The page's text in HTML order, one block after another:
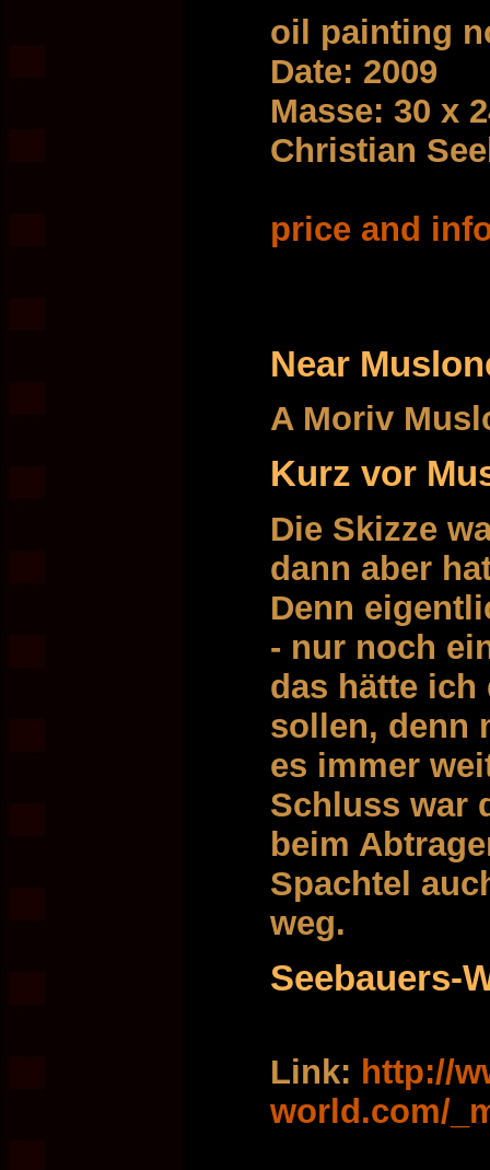
oil painting
Date: 2009
Masse: 30 x
Christian
price and
Near
A Moriv
Kurz vor
Die Skizze
dann aber
Denn
- nur noch
das hätte ich
sollen, denn
es immer
Schluss war
beim
Spachtel
weg.
Seebauers-
Link: http://
world.com/